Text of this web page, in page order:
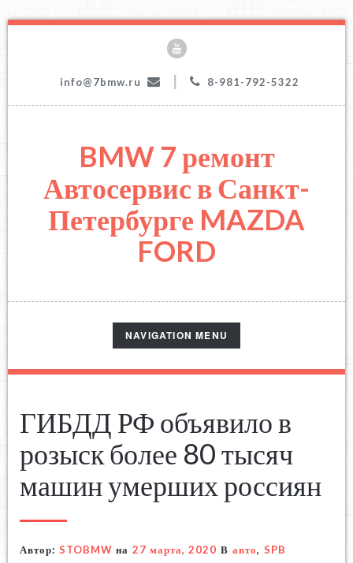
info@7bmw.ru 8-981-792-5322
BMW 7 ремонт
Автосервис в Санкт-
Петербурге MAZDA
FORD
TOGGLE
NAVIGATION
NAVIGATION MENU
ГИБДД РФ объявило в
розыск более 80 тысяч
машин умерших россиян
Автор: STOBMW на 27 марта, 2020 В авто, SPB